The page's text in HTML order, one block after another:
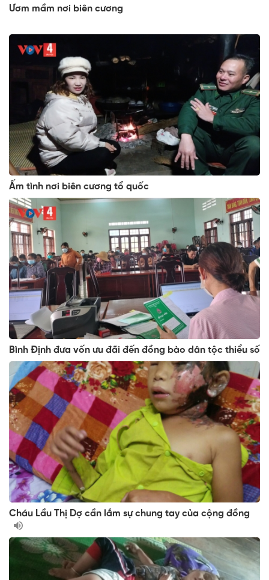
Ươm mầm nơi biên cương
Ấm tình nơi biên cương tổ quốc
Bình Định đưa vốn ưu đãi đến đồng bào dân tộc thiểu số
Cháu Lầu Thị Dợ cần lắm sự chung tay của cộng đồng